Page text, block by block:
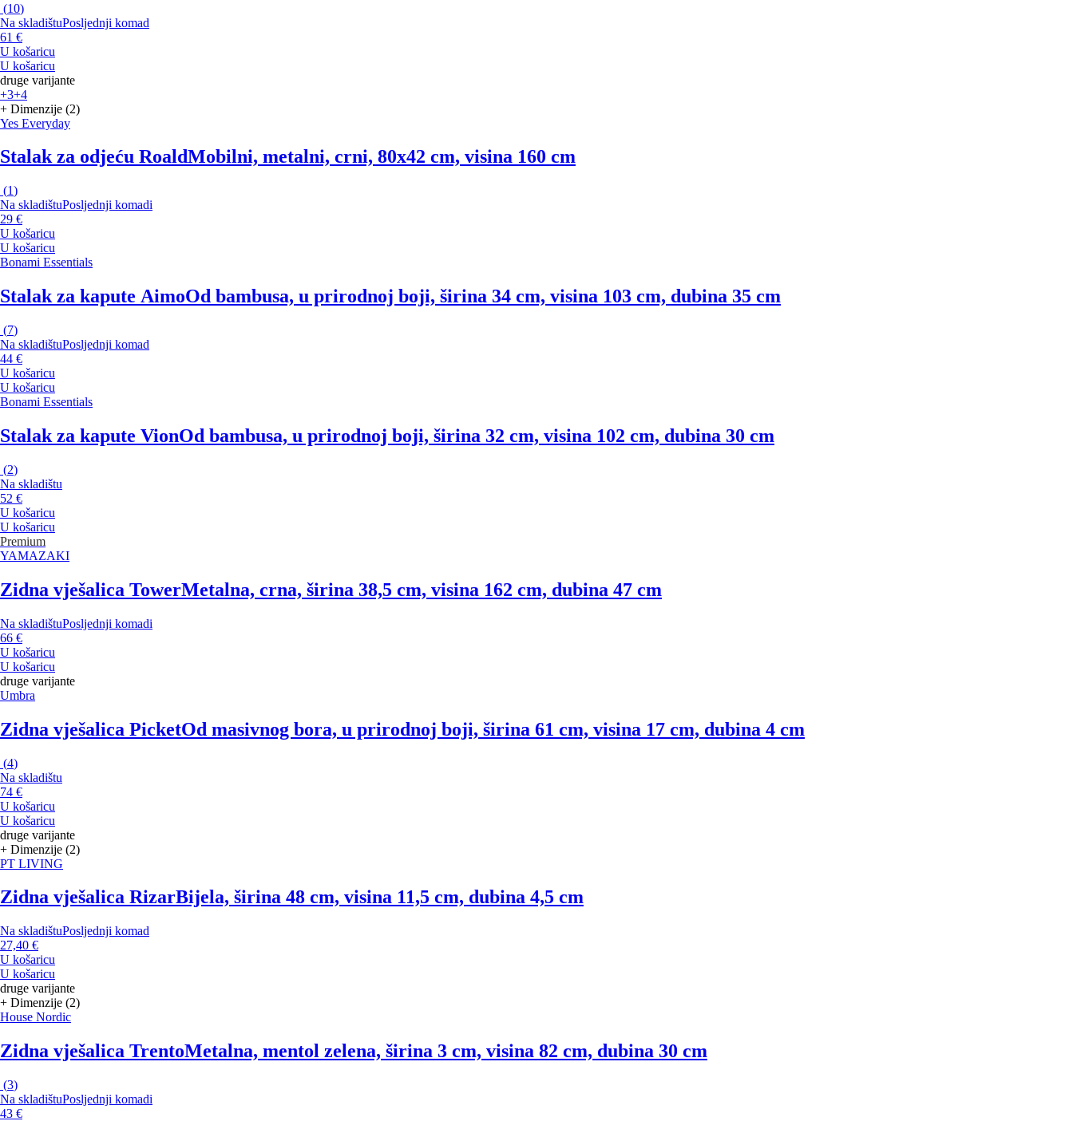
(10)
Na skladištuPosljednji komad
61 €
U košaricu
U košaricu
druge varijante
+3+4
+ Dimenzije (2)
Yes Everyday
Stalak za odjeću RoaldMobilni, metalni, crni, 80x42 cm, visina 160 cm
(1)
Na skladištuPosljednji komadi
29 €
U košaricu
U košaricu
Bonami Essentials
Stalak za kapute AimoOd bambusa, u prirodnoj boji, širina 34 cm, visina 103 cm, dubina 35 cm
(7)
Na skladištuPosljednji komad
44 €
U košaricu
U košaricu
Bonami Essentials
Stalak za kapute VionOd bambusa, u prirodnoj boji, širina 32 cm, visina 102 cm, dubina 30 cm
(2)
Na skladištu
52 €
U košaricu
U košaricu
Premium
YAMAZAKI
Zidna vješalica TowerMetalna, crna, širina 38,5 cm, visina 162 cm, dubina 47 cm
Na skladištuPosljednji komadi
66 €
U košaricu
U košaricu
druge varijante
Umbra
Zidna vješalica PicketOd masivnog bora, u prirodnoj boji, širina 61 cm, visina 17 cm, dubina 4 cm
(4)
Na skladištu
74 €
U košaricu
U košaricu
druge varijante
+ Dimenzije (2)
PT LIVING
Zidna vješalica RizarBijela, širina 48 cm, visina 11,5 cm, dubina 4,5 cm
Na skladištuPosljednji komad
27,40 €
U košaricu
U košaricu
druge varijante
+ Dimenzije (2)
House Nordic
Zidna vješalica TrentoMetalna, mentol zelena, širina 3 cm, visina 82 cm, dubina 30 cm
(3)
Na skladištuPosljednji komadi
43 €